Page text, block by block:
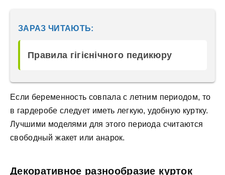
ЗАРАЗ ЧИТАЮТЬ:
Правила гігієнічного педикюру
Если беременность совпала с летним периодом, то
в гардеробе следует иметь легкую, удобную куртку.
Лучшими моделями для этого периода считаются
свободный жакет или анарок.
Декоративное разнообразие курток